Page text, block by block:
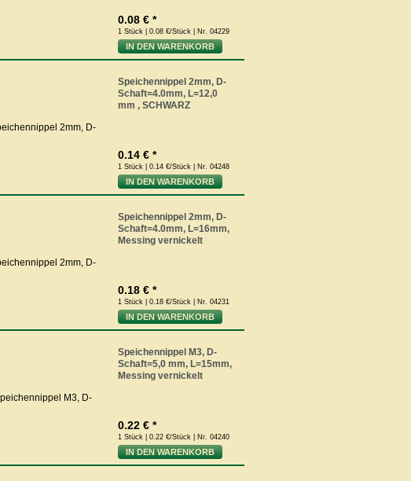
0.08 € *
1 Stück | 0.08 €/Stück | Nr. 04229
IN DEN WARENKORB
Speichennippel 2mm, D-
Schaft=4.0mm, L=12,0
mm , SCHWARZ
0.14 € *
1 Stück | 0.14 €/Stück | Nr. 04248
IN DEN WARENKORB
Speichennippel 2mm, D-
Schaft=4.0mm, L=16mm,
Messing vernickelt
0.18 € *
1 Stück | 0.18 €/Stück | Nr. 04231
IN DEN WARENKORB
Speichennippel M3, D-
Schaft=5,0 mm, L=15mm,
Messing vernickelt
0.22 € *
1 Stück | 0.22 €/Stück | Nr. 04240
IN DEN WARENKORB